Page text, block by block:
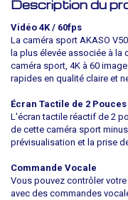
Description du
Vidéo 4K / 60fps
La caméra sport AKASO
la plus élevée associée à la
caméra sport, 4K à 60
rapides en qualité claire et
Écran Tactile de 2
L'écran tactile réactif de 2
de cette caméra sport
prévisualisation et la prise
Commande Vocale
Vous pouvez contrôler
avec des commandes